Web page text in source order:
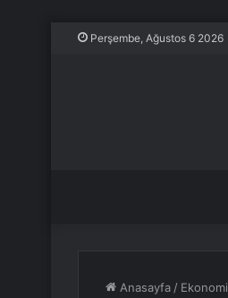
Perşembe, Ağustos 6 2026
Anasayfa / Ekonomi